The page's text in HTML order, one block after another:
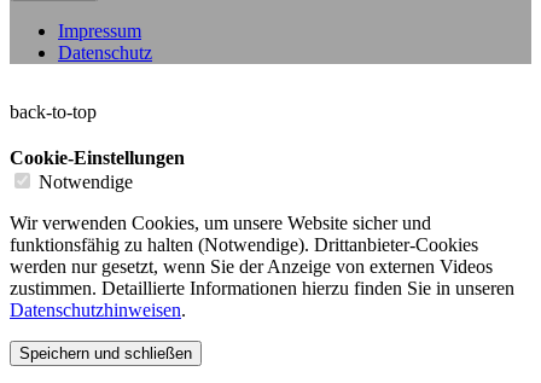
Impressum
Datenschutz
back-to-top
Cookie-Einstellungen
Notwendige
Wir verwenden Cookies, um unsere Website sicher und
funktionsfähig zu halten (Notwendige). Drittanbieter-Cookies
werden nur gesetzt, wenn Sie der Anzeige von externen Videos
zustimmen. Detaillierte Informationen hierzu finden Sie in unseren
Datenschutzhinweisen.
Speichern und schließen